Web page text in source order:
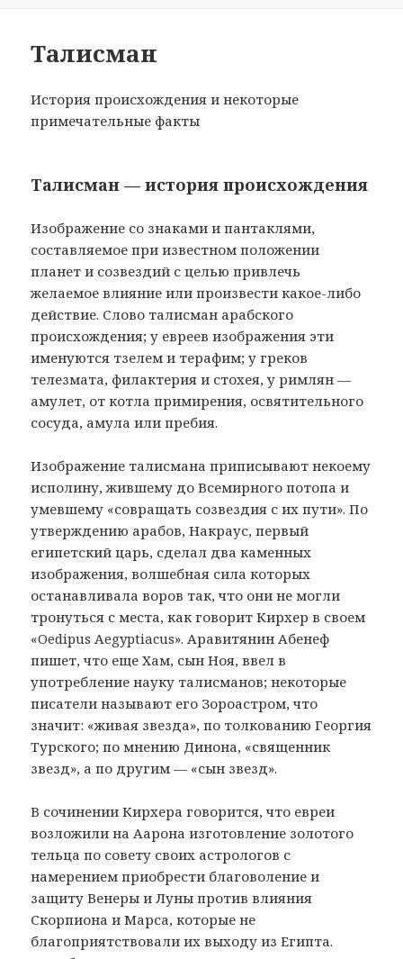
Талисман
История происхождения и некоторые
примечательные факты
Талисман — история происхождения
Изображение со знаками и пантаклями,
составляемое при известном положении
планет и созвездий с целью привлечь
желаемое влияние или произвести какое-либо
действие. Слово талисман арабского
происхождения; у евреев изображения эти
именуются тзелем и терафим; у греков
телезмата, филактерия и стохея, у римлян —
амулет, от котла примирения, освятительного
сосуда, амула или пребия.
Изображение талисмана приписывают некоему
исполину, жившему до Всемирного потопа и
умевшему «совращать созвездия с их пути». По
утверждению арабов, Накраус, первый
египетский царь, сделал два каменных
изображения, волшебная сила которых
останавливала воров так, что они не могли
тронуться с места, как говорит Кирхер в своем
«Oedipus Aegyptiacus». Аравитянин Абенеф
пишет, что еще Хам, сын Ноя, ввел в
употребление науку талисманов; некоторые
писатели называют его Зороастром, что
значит: «живая звезда», по толкованию Георгия
Турского; по мнению Динона, «священник
звезд», а по другим — «сын звезд».
В сочинении Кирхера говорится, что евреи
возложили на Аарона изготовление золотого
тельца по совету своих астрологов с
намерением приобрести благоволение и
защиту Венеры и Луны против влияния
Скорпиона и Марса, которые не
благоприятствовали их выходу из Египта.